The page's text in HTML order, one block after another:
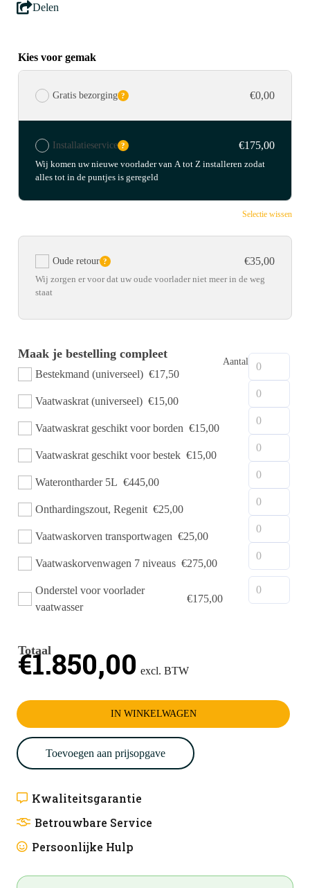
Delen
Kies voor gemak
Gratis bezorging €0,00
?
Installatieservice €175,00
?
Wij komen uw nieuwe voorlader van A tot Z installeren zodat
alles tot in de puntjes is geregeld
Selectie wissen
Oude retour €35,00
?
Wij zorgen er voor dat uw oude voorlader niet meer in de weg
staat
Maak je bestelling compleet
Bestekmand (universeel) €17,50
Aantal
Vaatwaskrat (universeel) €15,00
Vaatwaskrat geschikt voor borden €15,00
Vaatwaskrat geschikt voor bestek €15,00
Waterontharder 5L €445,00
Onthardingszout, Regenit €25,00
Vaatwaskorven transportwagen €25,00
Vaatwaskorvenwagen 7 niveaus €275,00
Onderstel voor voorlader
vaatwasser
€175,00
Totaal
€1.850,00
IN WINKELWAGEN
Toevoegen aan prijsopgave
Kwaliteitsgarantie
Betrouwbare Service
Persoonlijke Hulp